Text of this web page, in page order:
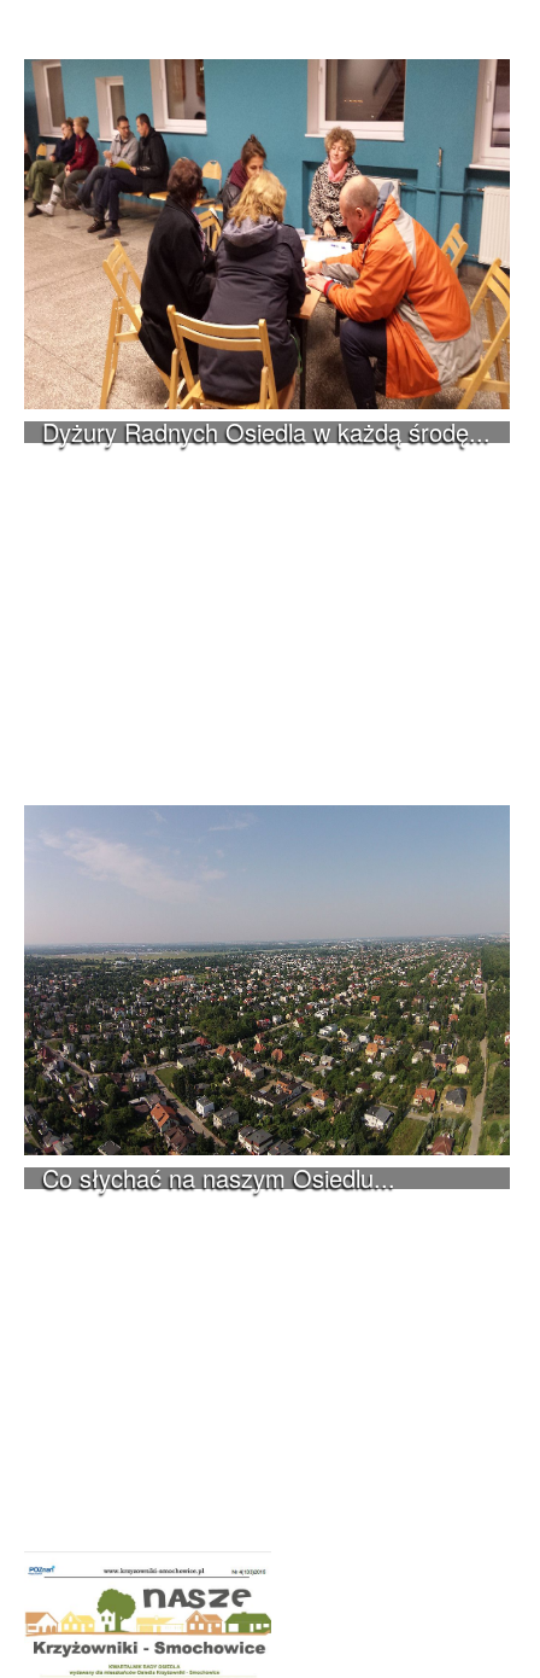
Dyżury Radnych Osiedla w każdą środę...
Co słychać na naszym Osiedlu...